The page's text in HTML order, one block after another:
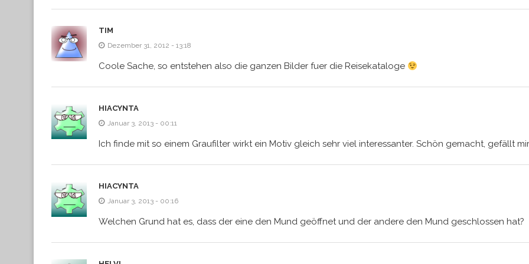
TIM
Dezember 31, 2012 - 13:18
Coole Sache, so entstehen also die ganzen Bilder fuer die Reisekataloge
HIACYNTA
Januar 3, 2013 - 00:11
Ich finde mit so einem Graufilter wirkt ein Motiv gleich sehr viel interessanter. Schön gemacht, gefällt mir
HIACYNTA
Januar 3, 2013 - 00:16
Welchen Grund hat es, dass der eine den Mund geöffnet und der andere den Mund geschlossen hat?